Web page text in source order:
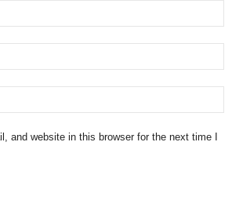
and website in this browser for the next time I